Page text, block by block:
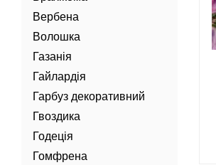
Вербена
Волошка
Газанія
Гайлардія
Гарбуз декоративний
Гвоздика
Годеція
Гомфрена